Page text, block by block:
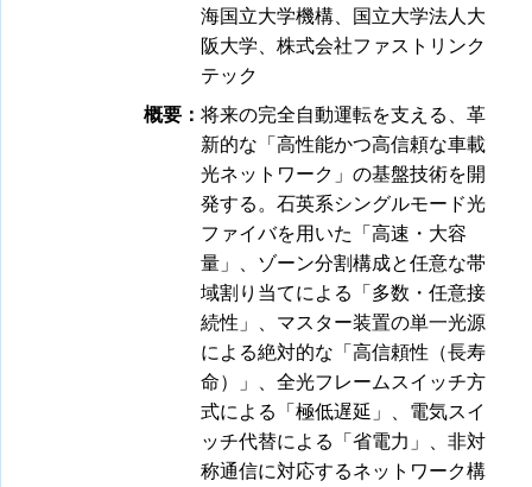
海国立大学機構、国立大学法人大
阪大学、株式会社ファストリンク
テック
概要：将来の完全自動運転を支える、革
新的な「高性能かつ高信頼な車載
光ネットワーク」の基盤技術を開
発する。石英系シングルモード光
ファイバを用いた「高速・大容
量」、ゾーン分割構成と任意な帯
域割り当てによる「多数・任意接
続性」、マスター装置の単一光源
による絶対的な「高信頼性（長寿
命）」、全光フレームスイッチ方
式による「極低遅延」、電気スイ
ッチ代替による「省電力」、非対
称通信に対応するネットワーク構